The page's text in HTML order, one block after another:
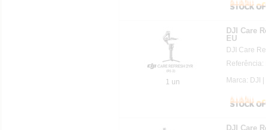
1 un
DJI Care
EU
DJI Care
Marca: DJI |
DJI Care